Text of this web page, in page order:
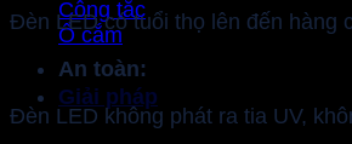
Công tắc
Ổ cắm
Giải pháp
Đèn LED có tuổi thọ lên đến hàng
An toàn:
Đèn LED không phát ra tia UV,